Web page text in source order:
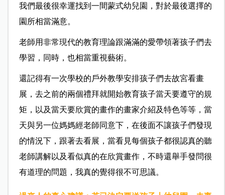
我們最後很幸運找到一間蒙式幼兒園，對於最後選擇的
園所相當滿意。
老師用非常現代的教育理論跟滿滿的愛帶領著孩子們去
學習，同時，也相當重視藝術。
還記得有一次學校的戶外教學安排孩子們去故宮看畫
展，去之前的兩個禮拜就開始教育孩子當天要遵守的規
矩，以及當天要欣賞的畫作的畫家介紹及特色等等，當
天與另一位媽媽經老師同意下，在後面不讓孩子們發現
的情況下，跟著去看展，當看見每個孩子都很認真的聽
老師講解以及看似真的在欣賞畫作，不時還舉手發問很
有道理的問題，我真的覺得很不可思議。